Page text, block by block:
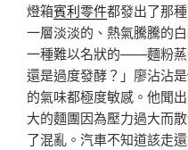
燈箱賓利零件都發出了那
一層淡淡的、熱氣騰騰的
一種難以名狀的——麵粉蒸
還是過度發酵？」廖沾沾
的氣味都極度敏感。他聞
大的麵團因為壓力過大而
了混亂。汽車不知道該走